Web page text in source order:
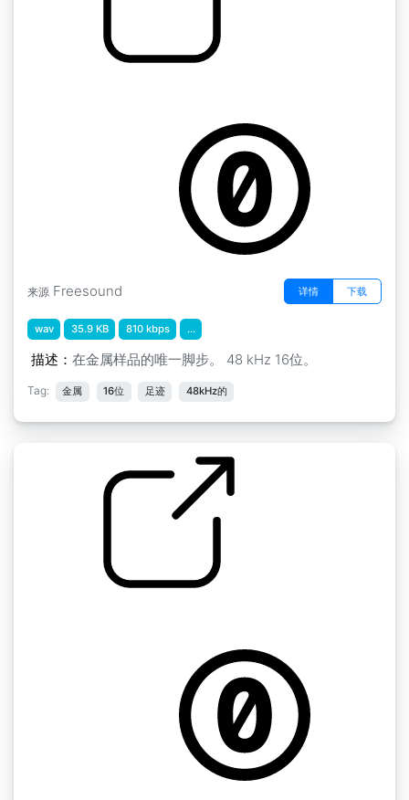
来源 Freesound 详情 下载
wav 35.9 KB 810 kbps ...
描述： 在金属样品的唯一脚步。 48 kHz 16位。
Tag: 金属 16位 足迹 48kHz的